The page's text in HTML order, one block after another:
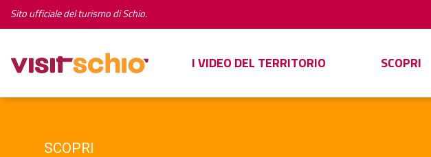
Sito ufficiale del turismo di Schio.
I VIDEO DEL TERRITORIO SCOPRI
SCOPRI